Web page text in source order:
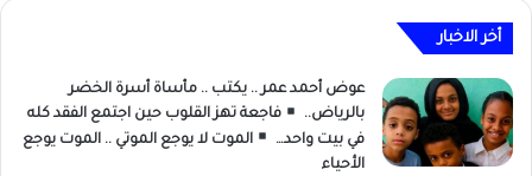
أخر الاخبار
عوض أحمد عمر .. يكتب .. مأساة أسرة الخضر
بالرياض..
فاجعة تهز القلوب حين اجتمع الفقد كله
في بيت واحد…
الموت لا يوجع الموتي .. الموت يوجع
الأحياء